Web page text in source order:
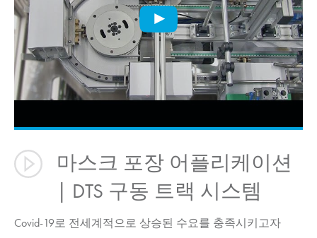
마스크 포장 어플리케이션
| DTS 구동 트랙 시스템
Covid-19로 전세계적으로 상승된 수요를 충족시키고자